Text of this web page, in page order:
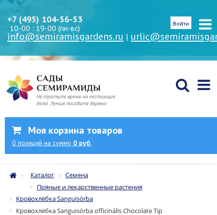
+7 (495) 104-56-53
10-00 : 19-00 (пн-вс)
info@semiramisgardens.ru |
Войти
Моя корзина товаров
0 позиций на сумму 0 руб.
Каталог
Семена
Пряные и лекарственные растения
Кровохлёбка Sanguisórba
Кровохлёбка Sanguisórba officinális Chocolate Tip